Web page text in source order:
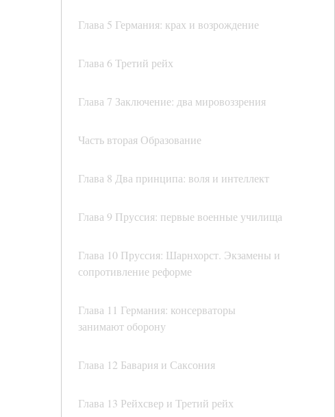
Глава 5 Германия: крах и возрождение
Глава 6 Третий рейх
Глава 7 Заключение: два мировоззрения
Часть вторая Образование
Глава 8 Два принципа: воля и интеллект
Глава 9 Пруссия: первые военные училища
Глава 10 Пруссия: Шарнхорст. Экзамены и
сопротивление реформе
Глава 11 Германия: консерваторы
занимают оборону
Глава 12 Бавария и Саксония
Глава 13 Рейхсвер и Третий рейх